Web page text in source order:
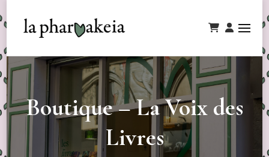
Boutique – La Voix des
Livres